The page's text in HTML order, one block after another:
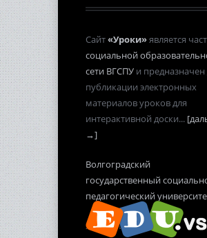
Сайт«Уроки»является
социальной
сети ВГСПУ и предназначен
публикации электронных
материалов уроков для
интерактивной доски...
→]
Волгоградский
государственный
педагогический
2012-2013 гг.